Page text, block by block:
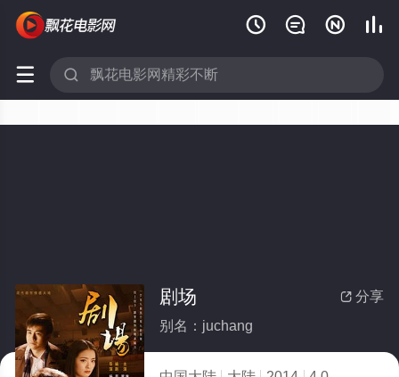
   
 
 分享
剧场
别名：juchang